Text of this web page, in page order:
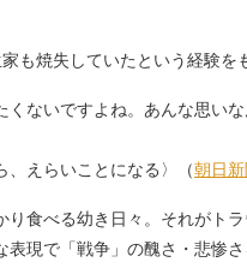
も焼失していたという経験を
ないですよね。あんな思い
、えらいことになる〉（朝日新
食べる幼き日々。それがト
現で「戦争」の醜さ・悲惨さ